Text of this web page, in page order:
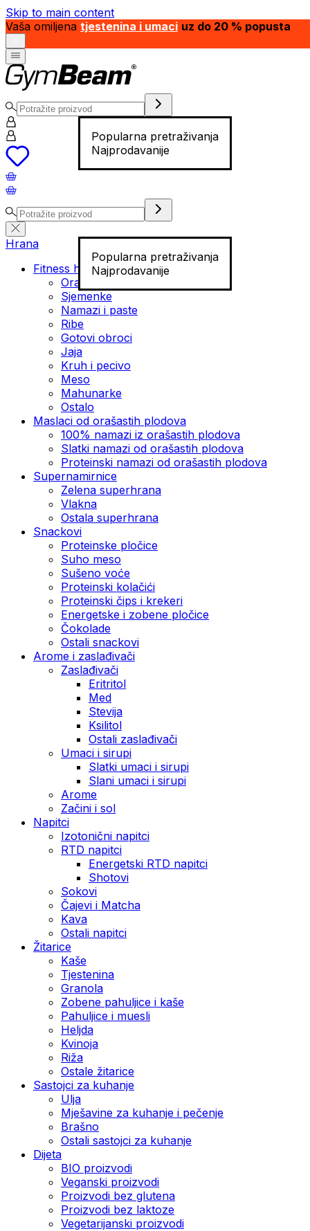
Skip to main content
Vaša omiljena tjestenina i umaci uz do 20 % popusta
Popularna pretraživanja
Najprodavanije
Popularna pretraživanja
Najprodavanije
Hrana
Fitness hrana
Orašasti plodovi
Sjemenke
Namazi i paste
Ribe
Gotovi obroci
Jaja
Kruh i pecivo
Meso
Mahunarke
Ostalo
Maslaci od orašastih plodova
100% namazi iz orašastih plodova
Slatki namazi od orašastih plodova
Proteinski namazi od orašastih plodova
Supernamirnice
Zelena superhrana
Vlakna
Ostala superhrana
Snackovi
Proteinske pločice
Suho meso
Sušeno voće
Proteinski kolačići
Proteinski čips i krekeri
Energetske i zobene pločice
Čokolade
Ostali snackovi
Arome i zaslađivači
Zaslađivači
Eritritol
Med
Stevija
Ksilitol
Ostali zaslađivači
Umaci i sirupi
Slatki umaci i sirupi
Slani umaci i sirupi
Arome
Začini i sol
Napitci
Izotonični napitci
RTD napitci
Energetski RTD napitci
Shotovi
Sokovi
Čajevi i Matcha
Kava
Ostali napitci
Žitarice
Kaše
Tjestenina
Granola
Zobene pahuljice i kaše
Pahuljice i muesli
Heljda
Kvinoja
Riža
Ostale žitarice
Sastojci za kuhanje
Ulja
Mješavine za kuhanje i pečenje
Brašno
Ostali sastojci za kuhanje
Dijeta
BIO proizvodi
Veganski proizvodi
Proizvodi bez glutena
Proizvodi bez laktoze
Vegetarijanski proizvodi